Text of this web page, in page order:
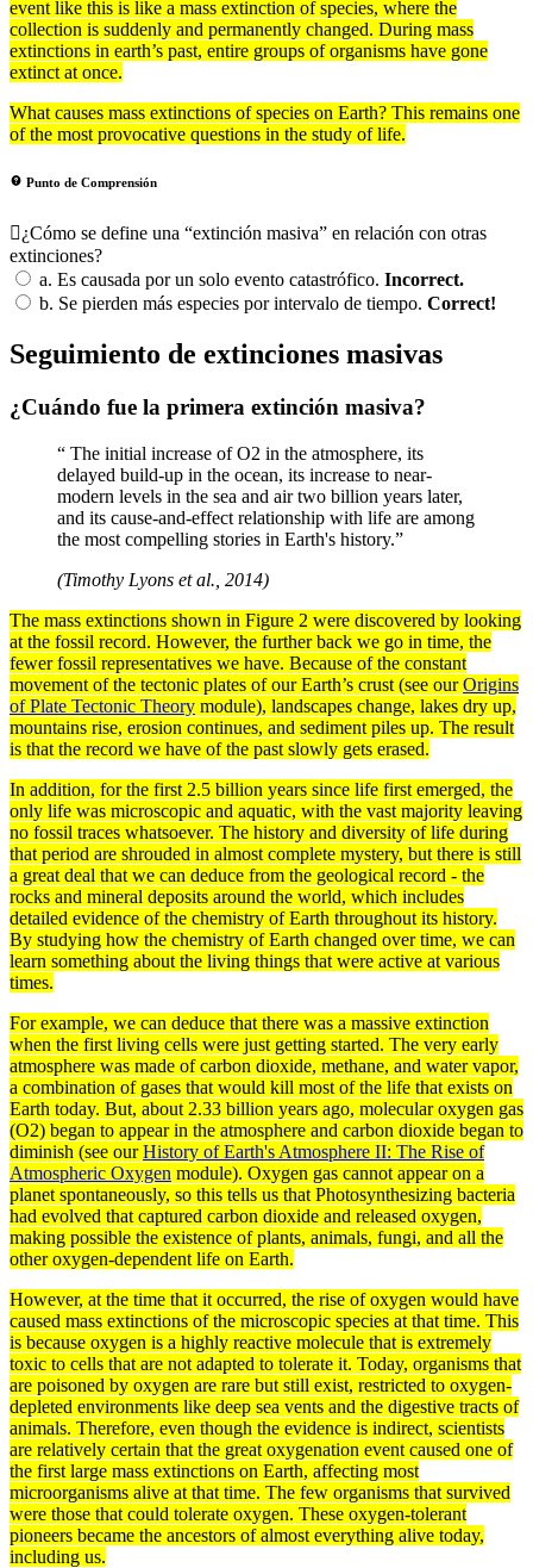
event like this is like a mass extinction ofspecies, where the
collection is suddenly and permanently changed. During mass
extinctions in earth’s past, entire groups oforganisms have gone
extinct at once.
What causes mass extinctions of species on Earth? This remains one
of the most provocative questions in the study of life.
Punto de Comprensión
¿Cómo se define una “extinción masiva” en relación con otras
extinciones?
a. Es causada por un solo evento catastrófico. Incorrect.
b. Se pierden más especies por intervalo de tiempo. Correct!
Seguimiento de extinciones masivas
¿Cuándo fue la primera extinción masiva?
“ The initial increase of O2 in the atmosphere, its
delayed build-up in the ocean, its increase to near-
modern levels in the sea and air two billion years later,
and its cause-and-effect relationship with life are among
the most compelling stories in Earth's history.”
(Timothy Lyons et al., 2014)
The mass extinctions shown in Figure 2 were discovered by looking
at the fossil record. However, the further back we go in time, the
fewer fossil representatives we have. Because of the constant
movement of the tectonic plates of our Earth’s crust (see ourOrigins
of Plate Tectonic Theory module), landscapes change, lakes dry up,
mountains rise, erosion continues, and sediment piles up. The result
is that the record we have of the past slowly gets erased.
In addition, for the first 2.5 billion years since life first emerged, the
only life was microscopic and aquatic, with the vast majority leaving
no fossil traces whatsoever. The history and diversity of life during
that period are shrouded in almost complete mystery, but there is still
a great deal that we can deduce from the geological record - the
rocks and mineral deposits around the world, which includes
detailed evidence of the chemistry of Earth throughout its history.
By studying how the chemistry of Earth changed over time, we can
learn something about the living things that were active at various
times.
For example, we can deduce that there was a massive extinction
when the first living cells were just getting started. The very early
atmosphere was made of carbon dioxide, methane, and water vapor,
a combination of gases that would kill most of the life that exists on
Earth today. But, about 2.33 billion years ago, molecular oxygen gas
(O2) began to appear in the atmosphere and carbon dioxide began to
diminish (see ourHistory of Earth's Atmosphere II: The Rise of
Atmospheric Oxygen module). Oxygen gas cannot appear on a
planet spontaneously, so this tells us that Photosynthesizing bacteria
had evolved that captured carbon dioxide and released oxygen,
making possible the existence of plants, animals, fungi, and all the
other oxygen-dependent life on Earth.
However, at the time that it occurred, the rise of oxygen would have
caused mass extinctions of the microscopic species at that time. This
is because oxygen is a highly reactive molecule that is extremely
toxic to cells that are not adapted to tolerate it. Today, organisms that
are poisoned by oxygen are rare but still exist, restricted to oxygen-
depleted environments like deep sea vents and the digestive tracts of
animals. Therefore, even though the evidence is indirect, scientists
are relatively certain that the great oxygenation event caused one of
the first large mass extinctions on Earth, affecting most
microorganisms alive at that time. The few organisms that survived
were those that could tolerate oxygen. These oxygen-tolerant
pioneers became the ancestors of almost everything alive today,
including us.